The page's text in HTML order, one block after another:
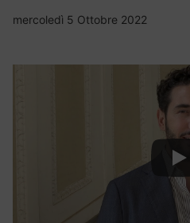
mercoledì 5 Ottobre 2022